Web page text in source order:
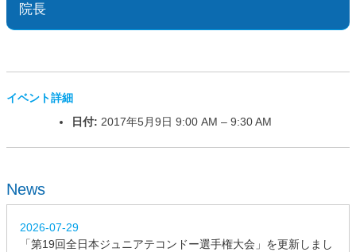
院長
イベント詳細
日付: 2017年5月9日 9:00 AM – 9:30 AM
News
2026-07-29
「第19回全日本ジュニアテコンドー選手権大会」を更新しまし